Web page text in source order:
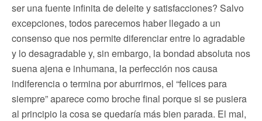
ser una fuente infinita de deleite y satisfacciones? Salvo
excepciones, todos parecemos haber llegado a un
consenso que nos permite diferenciar entre lo agradable
y lo desagradable y, sin embargo, la bondad absoluta nos
suena ajena e inhumana, la perfección nos causa
indiferencia o termina por aburrirnos, el “felices para
siempre” aparece como broche final porque si se pusiera
al principio la cosa se quedaría más bien parada. El mal,